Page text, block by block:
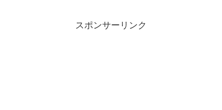
スポンサーリンク